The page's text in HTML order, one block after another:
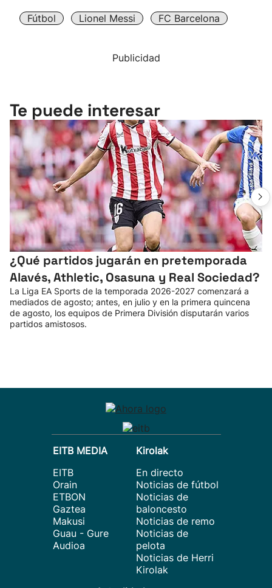
Fútbol Lionel Messi FC Barcelona
Publicidad
Te puede interesar
¿Qué partidos jugarán en pretemporada
Alavés, Athletic, Osasuna y Real Sociedad?
La Liga EA Sports de la temporada 2026-2027 comenzará a
mediados de agosto; antes, en julio y en la primera quincena
de agosto, los equipos de Primera División disputarán varios
partidos amistosos.
EITB MEDIA
EITB
Orain
ETBON
Gaztea
Makusi
Guau - Gure
Audioa
Kirolak
En directo
Noticias de fútbol
Noticias de
baloncesto
Noticias de remo
Noticias de
pelota
Noticias de Herri
Kirolak